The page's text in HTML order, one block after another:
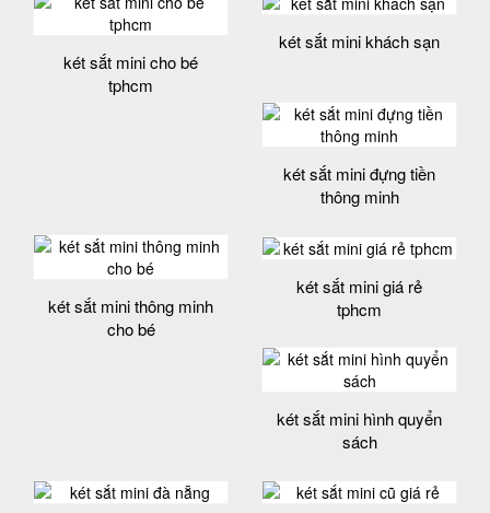
két sắt mini cho bé
tphcm
két sắt mini khách sạn
két sắt mini đựng tiền
thông minh
két sắt mini thông minh
cho bé
két sắt mini giá rẻ
tphcm
két sắt mini hình quyển
sách